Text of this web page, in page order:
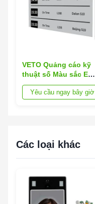
VETO Quảng cáo kỹ
thuật số Màu sắc E
Mực hiển thị Carbon
thấp 31,5 inch E Bảng
Yêu cầu ngay bây giờ
Các loại khác